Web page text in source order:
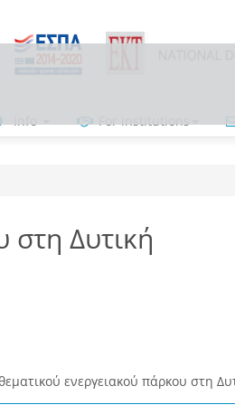
Info For institutions
στη Δυτική
ενεργειακού πάρκου στη